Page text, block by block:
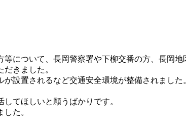
について、長岡警察署や下柳交番の方、長岡地
きました。
設置されるなど交通安全環境が整備されました
てほしいと願うばかりです。
た。